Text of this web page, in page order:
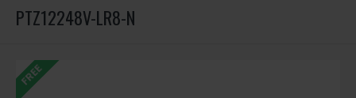
PTZ12248V-LR8-N
FREE